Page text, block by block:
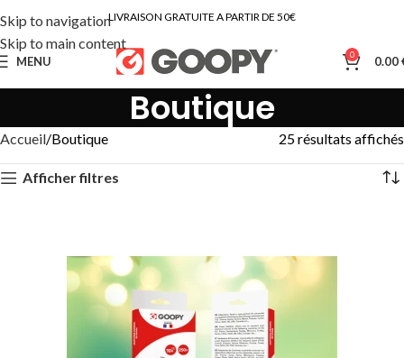
Skip to navigation
Skip to main content
LIVRAISON GRATUITE A PARTIR DE 50€
MENU 0 0.00
Boutique
Accueil Boutique 25 résultats affichés
Afficher filtres